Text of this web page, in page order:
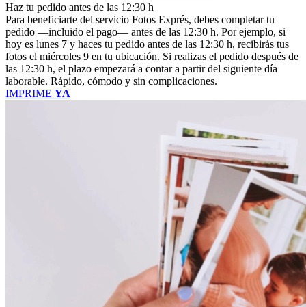
Haz tu pedido antes de las 12:30 h
Para beneficiarte del servicio Fotos Exprés, debes completar tu
pedido —incluido el pago— antes de las 12:30 h. Por ejemplo, si
hoy es lunes 7 y haces tu pedido antes de las 12:30 h, recibirás tus
fotos el miércoles 9 en tu ubicación. Si realizas el pedido después de
las 12:30 h, el plazo empezará a contar a partir del siguiente día
laborable. Rápido, cómodo y sin complicaciones.
IMPRIME YA